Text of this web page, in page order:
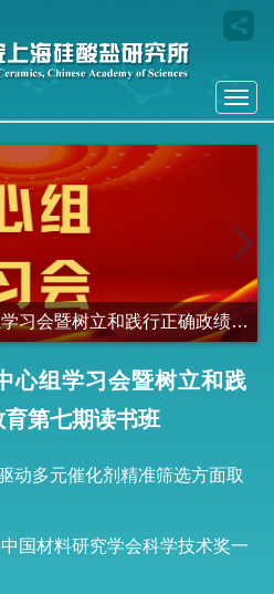
next
上海硅酸盐所在人工智能驱动多元催化剂精准筛选方面取得新进展
心组学习会暨树立和践
第七期读书班
动多元催化剂精准筛选方面取
国材料研究学会科学技术奖一